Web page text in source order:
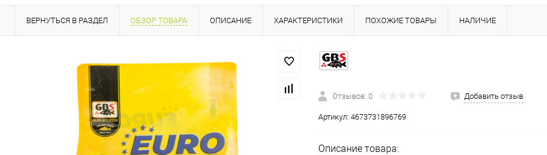
ВЕРНУТЬСЯ В РАЗДЕЛ ОБЗОР ТОВАРА ОПИСАНИЕ ХАРАКТЕРИСТИКИ ПОХОЖИЕ ТОВАРЫ НАЛИЧИЕ
Отзывов: 0 Добавить отзыв
Артикул: 4673731896769
Описание товара: